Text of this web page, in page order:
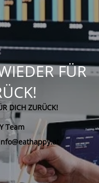
FÜR
DICH ZURÜCK!
Team